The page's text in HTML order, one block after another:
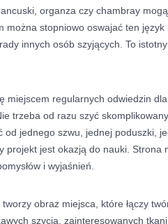
organza czy chambray
można stopniowo oswajać ten
innych osób szyjących. To
miejscem regularnych odwiedzin
trzeba od razu szyć
od jednego szwu, jednej poduszki,
projekt jest okazją do nauki. Strona
i wyjaśnień.
tworzy obraz miejsca, które łączy
szycia, zainteresowanych